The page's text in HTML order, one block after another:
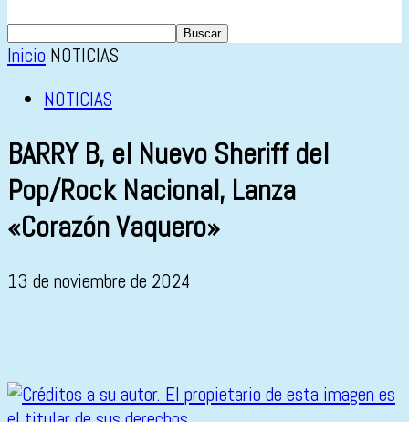
Inicio NOTICIAS
NOTICIAS
BARRY B, el Nuevo Sheriff del
Pop/Rock Nacional, Lanza
«Corazón Vaquero»
13 de noviembre de 2024